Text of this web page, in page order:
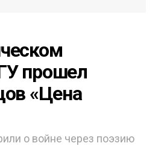
прошел
«Цена
о войне через поэзию